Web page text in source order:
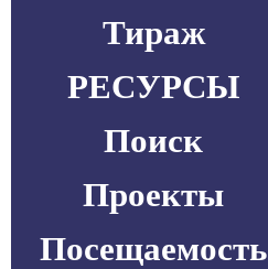
Тираж
РЕСУРСЫ
Поиск
Проекты
Посещаемость